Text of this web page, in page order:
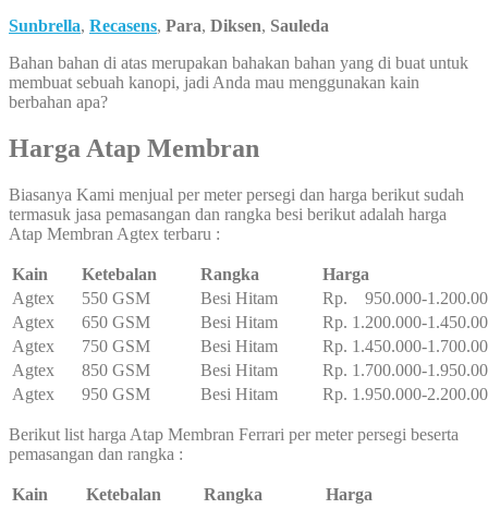
Sunbrella, Recasens, Para, Diksen, Sauleda
Bahan bahan di atas merupakan bahakan bahan yang di buat untuk
membuat sebuah kanopi, jadi Anda mau menggunakan kain
berbahan apa?
Harga Atap Membran
Biasanya Kami menjual per meter persegi dan harga berikut sudah
termasuk jasa pemasangan dan rangka besi berikut adalah harga
Atap Membran Agtex terbaru :
Kain Ketebalan Rangka
Harga
Agtex
550 GSM Besi Hitam
Rp. 950.000-
Agtex
650 GSM Besi Hitam
Rp. 1.200.000-
Agtex
750 GSM Besi Hitam
Rp. 1.450.000-
Agtex
850 GSM Besi Hitam
Rp. 1.700.000-
Agtex
950 GSM Besi Hitam Rp. 1.950.000-
Berikut list harga Atap Membran Ferrari per meter persegi beserta
pemasangan dan rangka :
Kain Ketebalan Rangka
Harga